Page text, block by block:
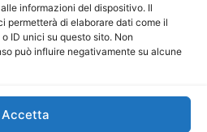
informazioni del dispositivo. Il
permetterà di elaborare dati come il
ID unici su questo sito. Non
può influire negativamente su alcune
Accetta
Maurizio Scaglione
Maria Calabrese
06334930820